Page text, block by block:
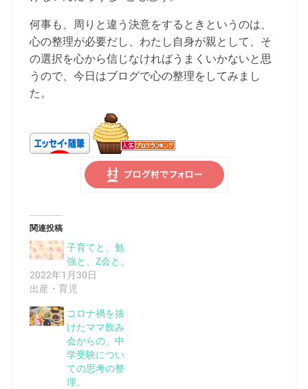
何事も、周りと違う決意をするときというのは、
心の整理が必要だし、わたし自身が親として、そ
の選択を心から信じなければうまくいかないと思
うので、今日はブログで心の整理をしてみまし
た。
関連投稿
子育てと、勉
強と、Z会と。
2022年1月30日
出産・育児
コロナ禍を抜
けたママ飲み
会からの、中
学受験につい
ての思考の整
理。